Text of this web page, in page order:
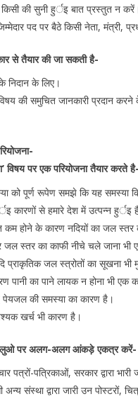
की सुनी हुर्इ बात प्रस्तुत न
पद पर बैठे किसी नेता, मंत्री,
से तैयार की जा सकती है-
निदान के लिए।
की समुचित जानकारी प्रदान करने
विषय पर एक परियोजना तैयार करते है-
को पूर्ण रूपेण समझे कि यह समस्या
कारणों से हमारे देश में उत्पन्न हुर्इ
कम होने के कारण नदियों का जल स्तर
जल स्तर का काफी नीचे चले जाना भी
प्राकृतिक जल स्त्रोतों का सूखना भी
पानी का पाने लायक न होना भी एक
पेयजल की समस्या का कारण है।
खर्च भी कारण है।
पर अलग-अलग आंकड़े एकत्र करें-
पत्रों-पत्रिकाओं, सरकार द्वारा
अन्य संस्था द्वारा जारी उन